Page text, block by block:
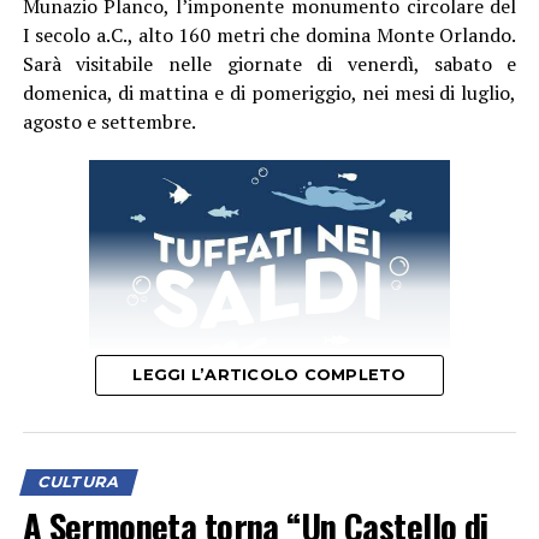
scatole cinesi”. Tra sogno, illusione e realtà.
Sul palco, nel cartellone culturale della Fondazione
contrabbasso e Giorgio Raponi alla batteria con una
Munazio Planco, l’imponente monumento circolare del
I secolo a.C., alto 160 metri che domina Monte Orlando.
Sarà visitabile nelle giornate di venerdì, sabato e
domenica, di mattina e di pomeriggio, nei mesi di luglio,
agosto e settembre.
Il sindaco di Gaeta, Cristian Leccese, ha espresso
profonda soddisfazione per il traguardo raggiunto:
LEGGI L’ARTICOLO COMPLETO
CULTURA
A Sermoneta torna “Un Castello di